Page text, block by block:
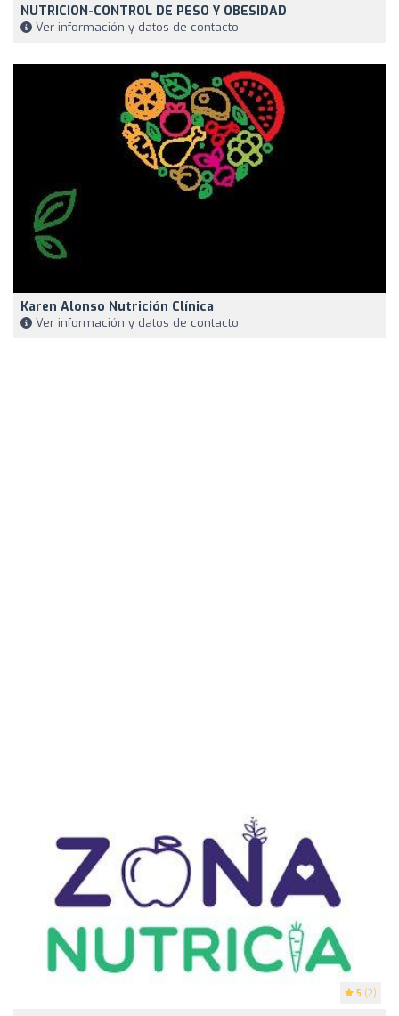
NUTRICION-CONTROL DE PESO Y OBESIDAD
Ver información y datos de contacto
Karen Alonso Nutrición Clínica
Ver información y datos de contacto
5 (2)